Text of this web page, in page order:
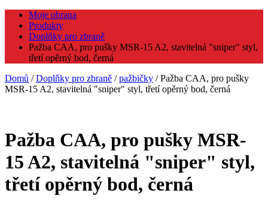
Moje obrana
Produkty
Doplňky pro zbraně
Pažba CAA, pro pušky MSR-15 A2, stavitelná "sniper" styl,
třetí opěrný bod, černá
Domů /Doplňky pro zbraně /pažbičky / Pažba CAA, pro pušky
MSR-15 A2, stavitelná "sniper" styl, třetí opěrný bod, černá
Pažba CAA, pro pušky MSR-
15 A2, stavitelná "sniper" styl,
třetí opěrný bod, černá